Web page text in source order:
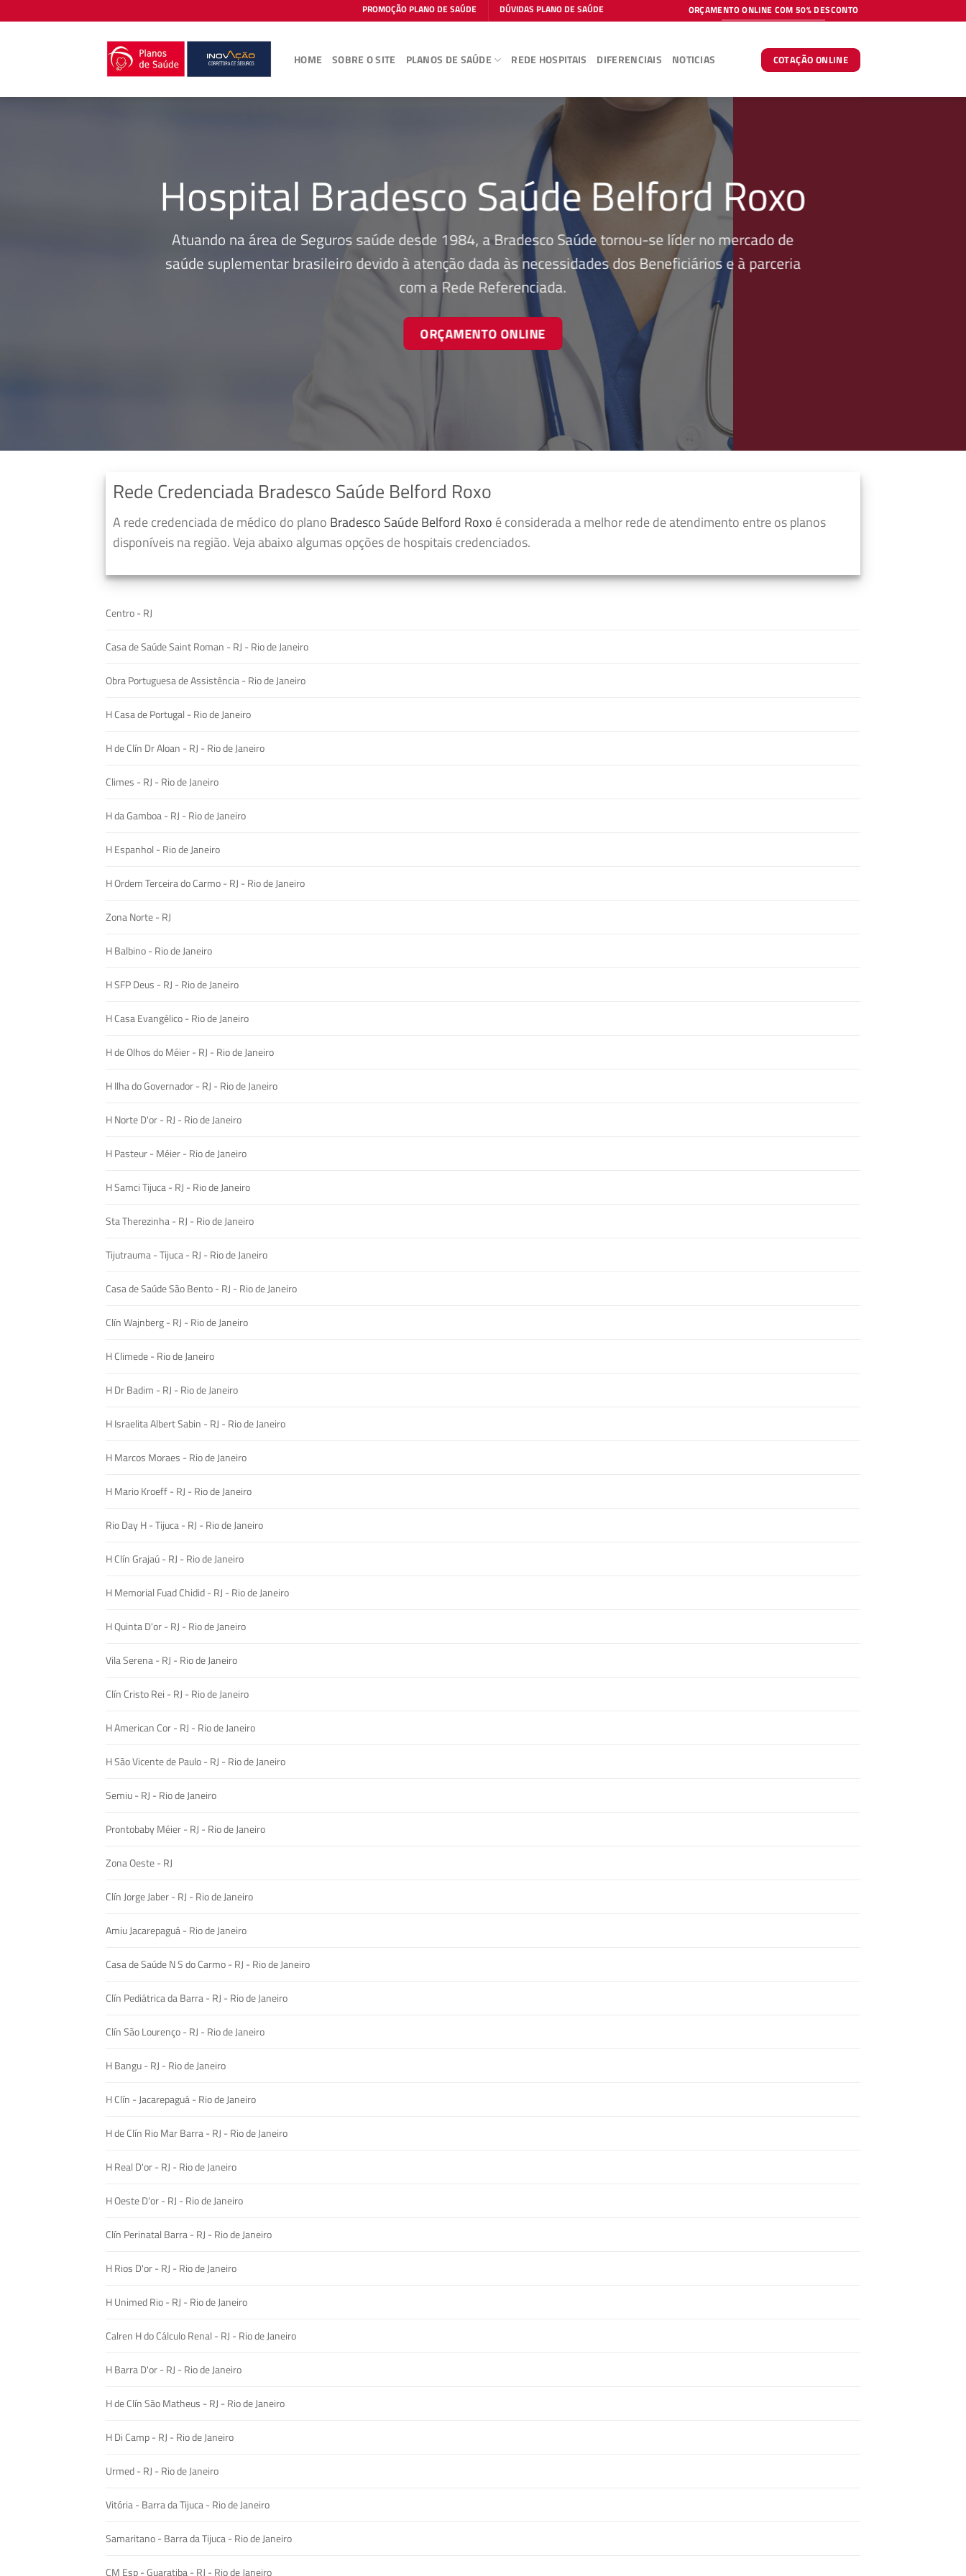
to
PROMOÇÃO PLANO DE SAÚDE DÚVIDAS PLANO DE SAÚDE ORÇAMENTO ONLINE COM 50% DESCONTO
HOME SOBRE O SITE PLANOS DE SAÚDE REDE HOSPITAIS DIFERENCIAIS NOTICIAS COTAÇÃO ONLINE
Hospital Bradesco Saúde Belford Roxo
Atuando na área de Seguros saúde desde 1984, a Bradesco Saúde tornou-se líder no mercado de
saúde suplementar brasileiro devido à atenção dada às necessidades dos Beneficiários e à parceria
com a Rede Referenciada.
ORÇAMENTO ONLINE
Rede Credenciada Bradesco Saúde Belford Roxo
A rede credenciada de médico do plano Bradesco Saúde Belford Roxo é considerada a melhor rede de atendimento entre os planos
disponíveis na região. Veja abaixo algumas opções de hospitais credenciados.
Centro - RJ
Casa de Saúde Saint Roman - RJ - Rio de Janeiro
Obra Portuguesa de Assistência - Rio de Janeiro
H Casa de Portugal - Rio de Janeiro
H de Clín Dr Aloan - RJ - Rio de Janeiro
Climes - RJ - Rio de Janeiro
H da Gamboa - RJ - Rio de Janeiro
H Espanhol - Rio de Janeiro
H Ordem Terceira do Carmo - RJ - Rio de Janeiro
Zona Norte - RJ
H Balbino - Rio de Janeiro
H SFP Deus - RJ - Rio de Janeiro
H Casa Evangélico - Rio de Janeiro
H de Olhos do Méier - RJ - Rio de Janeiro
H Ilha do Governador - RJ - Rio de Janeiro
H Norte D'or - RJ - Rio de Janeiro
H Pasteur - Méier - Rio de Janeiro
H Samci Tijuca - RJ - Rio de Janeiro
Sta Therezinha - RJ - Rio de Janeiro
Tijutrauma - Tijuca - RJ - Rio de Janeiro
Casa de Saúde São Bento - RJ - Rio de Janeiro
Clín Wajnberg - RJ - Rio de Janeiro
H Climede - Rio de Janeiro
H Dr Badim - RJ - Rio de Janeiro
H Israelita Albert Sabin - RJ - Rio de Janeiro
H Marcos Moraes - Rio de Janeiro
H Mario Kroeff - RJ - Rio de Janeiro
Rio Day H - Tijuca - RJ - Rio de Janeiro
H Clín Grajaú - RJ - Rio de Janeiro
H Memorial Fuad Chidid - RJ - Rio de Janeiro
H Quinta D'or - RJ - Rio de Janeiro
Vila Serena - RJ - Rio de Janeiro
Clín Cristo Rei - RJ - Rio de Janeiro
H American Cor - RJ - Rio de Janeiro
H São Vicente de Paulo - RJ - Rio de Janeiro
Semiu - RJ - Rio de Janeiro
Prontobaby Méier - RJ - Rio de Janeiro
Zona Oeste - RJ
Clín Jorge Jaber - RJ - Rio de Janeiro
Amiu Jacarepaguá - Rio de Janeiro
Casa de Saúde N S do Carmo - RJ - Rio de Janeiro
Clín Pediátrica da Barra - RJ - Rio de Janeiro
Clín São Lourenço - RJ - Rio de Janeiro
H Bangu - RJ - Rio de Janeiro
H Clín - Jacarepaguá - Rio de Janeiro
H de Clín Rio Mar Barra - RJ - Rio de Janeiro
H Real D'or - RJ - Rio de Janeiro
H Oeste D'or - RJ - Rio de Janeiro
Clín Perinatal Barra - RJ - Rio de Janeiro
H Rios D'or - RJ - Rio de Janeiro
H Unimed Rio - RJ - Rio de Janeiro
Calren H do Cálculo Renal - RJ - Rio de Janeiro
H Barra D'or - RJ - Rio de Janeiro
H de Clín São Matheus - RJ - Rio de Janeiro
H Di Camp - RJ - Rio de Janeiro
Urmed - RJ - Rio de Janeiro
Vitória - Barra da Tijuca - Rio de Janeiro
Samaritano - Barra da Tijuca - Rio de Janeiro
CM Esp - Guaratiba - RJ - Rio de Janeiro